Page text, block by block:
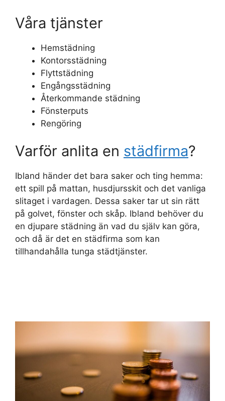
Våra tjänster
Hemstädning
Kontorsstädning
Flyttstädning
Engångsstädning
Återkommande städning
Fönsterputs
Rengöring
Varför anlita en städfirma?
Ibland händer det bara saker och ting hemma:
ett spill på mattan, husdjursskit och det vanliga
slitaget i vardagen. Dessa saker tar ut sin rätt
på golvet, fönster och skåp. Ibland behöver du
en djupare städning än vad du själv kan göra,
och då är det en städfirma som kan
tillhandahålla tunga städtjänster.